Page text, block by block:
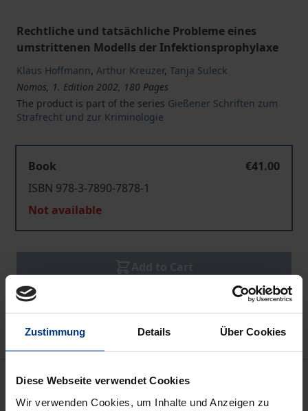
Zustimmung Details Über Cookies
Diese Webseite verwendet Cookies
Wir verwenden Cookies, um Inhalte und Anzeigen zu
Rechtliche und tatsächliche Probleme eines
umstrittenen Modells der Infektionsprophylaxe
Klaus Hoffmann, Arthur Kreuzer, Tanja Suleck
Nomos, 1. Edition 2002, 180 Pages
The product is part of the series Gießener Schriften zum
Strafrecht und zur Kriminologie
Book
€41.00
ISBN 978-3-7890-7878-1
Not available
Add to Wish List
Description